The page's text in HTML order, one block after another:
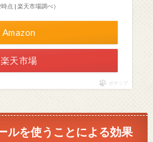
点 | 楽天市場調べ）
Amazon
楽天市場
ポチップ
ルを使うことによる効果